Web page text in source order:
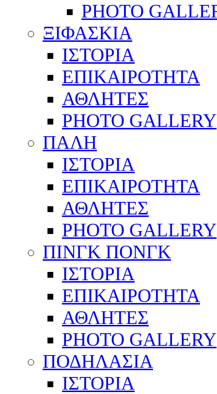
PHOTO
ΞΙΦΑΣΚΙΑ
ΙΣΤΟΡΙΑ
ΕΠΙΚΑΙΡΟΤΗΤΑ
ΑΘΛΗΤΕΣ
PHOTO GALLERY
ΠΑΛΗ
ΙΣΤΟΡΙΑ
ΕΠΙΚΑΙΡΟΤΗΤΑ
ΑΘΛΗΤΕΣ
PHOTO GALLERY
ΠΙΝΓΚ ΠΟΝΓΚ
ΙΣΤΟΡΙΑ
ΕΠΙΚΑΙΡΟΤΗΤΑ
ΑΘΛΗΤΕΣ
PHOTO GALLERY
ΠΟΔΗΛΑΣΙΑ
ΙΣΤΟΡΙΑ